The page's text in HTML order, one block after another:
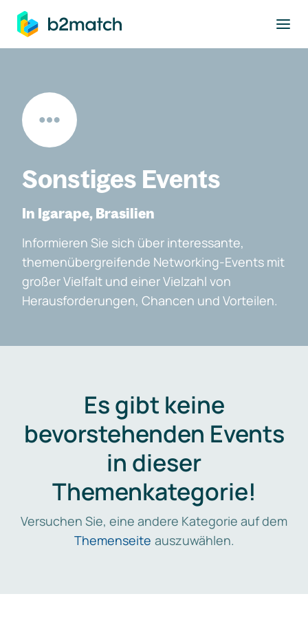
springen
Sonstiges Events
In Igarape, Brasilien
Informieren Sie sich über interessante,
themenübergreifende Networking-Events mit
großer Vielfalt und einer Vielzahl von
Herausforderungen, Chancen und Vorteilen.
Es gibt keine
bevorstehenden Events
in dieser
Themenkategorie!
Versuchen Sie, eine andere Kategorie auf dem
Themenseite auszuwählen.